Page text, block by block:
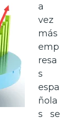
a
vez
más
emp
resa
s
espa
ñola
s se